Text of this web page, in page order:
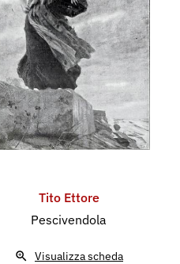
Tito Ettore
Pescivendola
Visualizza scheda